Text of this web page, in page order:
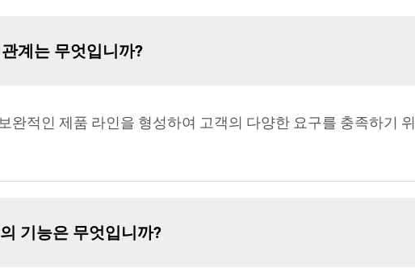
계는 무엇입니까?
완적인 제품 라인을 형성하여 고객의 다양한 요구를 충족하기
기능은 무엇입니까?